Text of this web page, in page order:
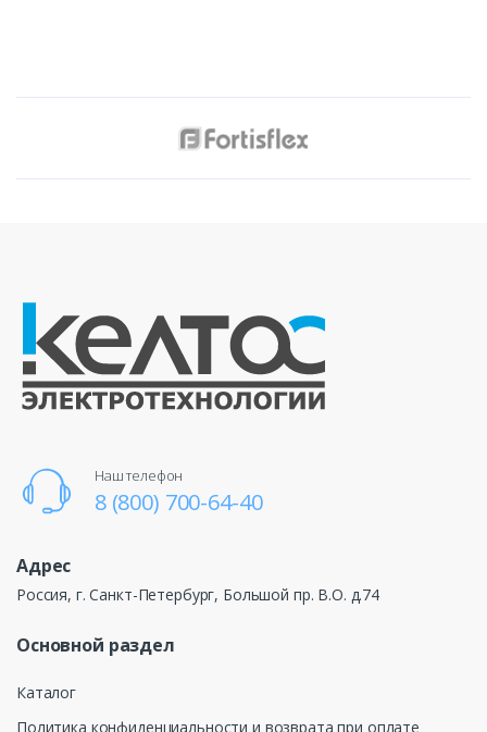
Наш телефон
8 (800) 700-64-40
Адрес
Россия, г. Санкт-Петербург, Большой пр. В.О. д.74
Основной раздел
Каталог
Политика конфиденциальности и возврата при оплате